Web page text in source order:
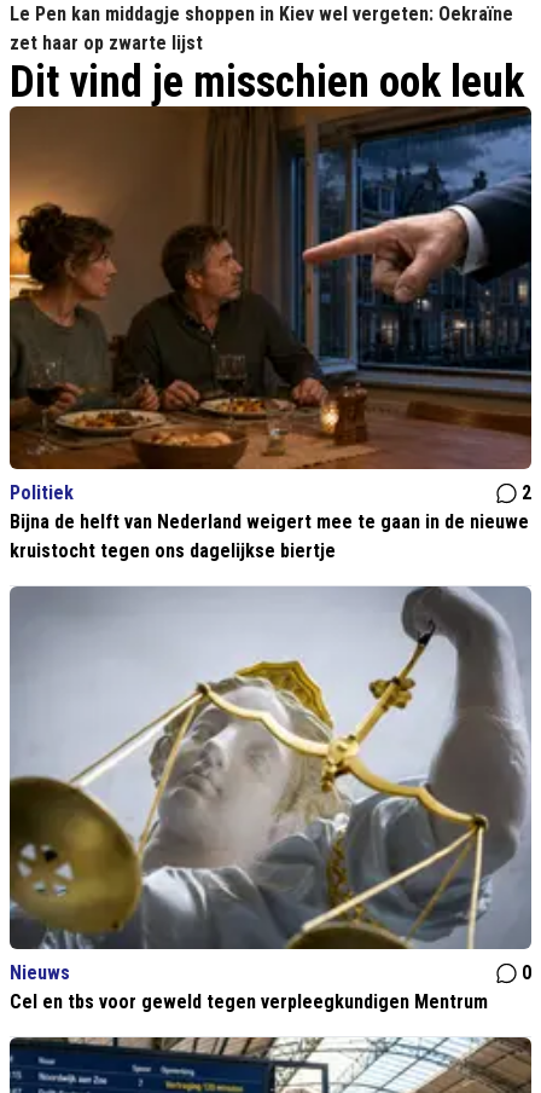
Le Pen kan middagje shoppen in Kiev wel vergeten: Oekraïne
zet haar op zwarte lijst
Dit vind je misschien ook leuk
Politiek
2
Bijna de helft van Nederland weigert mee te gaan in de nieuwe
kruistocht tegen ons dagelijkse biertje
Nieuws
0
Cel en tbs voor geweld tegen verpleegkundigen Mentrum